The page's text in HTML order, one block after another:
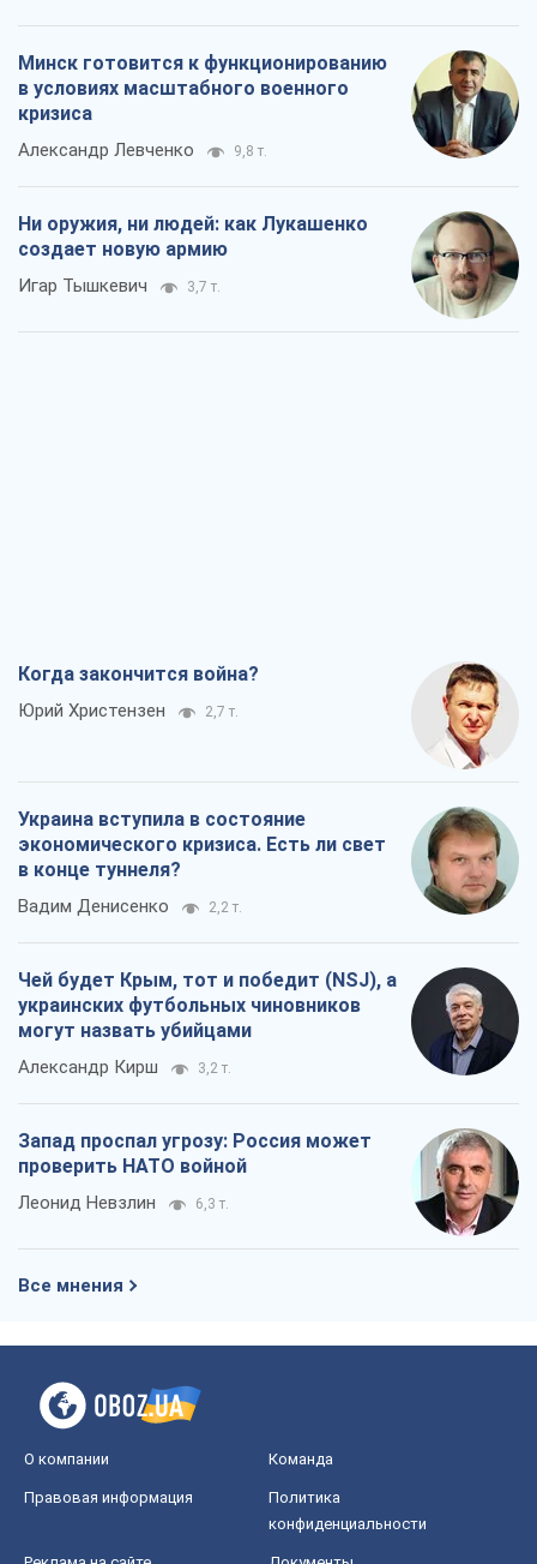
Минск готовится к функционированию
в условиях масштабного военного
кризиса
Александр Левченко 9,8 т.
Ни оружия, ни людей: как Лукашенко
создает новую армию
Игар Тышкевич 3,7 т.
Когда закончится война?
Юрий Христензен 2,7 т.
Украина вступила в состояние
экономического кризиса. Есть ли свет
в конце туннеля?
Вадим Денисенко 2,2 т.
Чей будет Крым, тот и победит (NSJ), а
украинских футбольных чиновников
могут назвать убийцами
Александр Кирш 3,2 т.
Запад проспал угрозу: Россия может
проверить НАТО войной
Леонид Невзлин 6,3 т.
Все мнения
О компании Команда
Правовая информация
Политика
конфиденциальности